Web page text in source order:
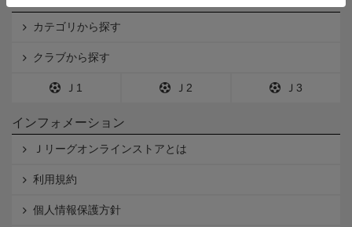
カテゴリから探す
クラブから探す
Ｊ1 Ｊ2 Ｊ3
インフォメーション
Ｊリーグオンラインストアとは
利用規約
個人情報保護方針